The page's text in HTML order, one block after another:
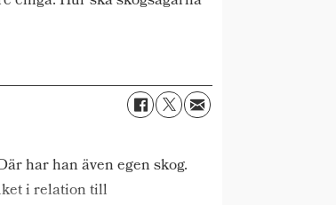
har han även egen skog.
i relation till